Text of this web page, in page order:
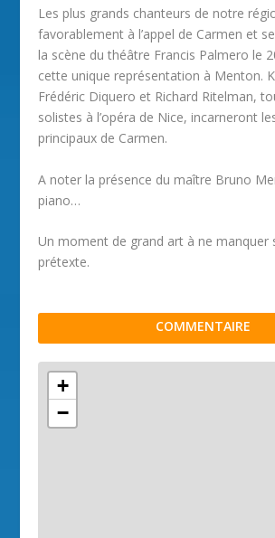
Les plus grands chanteurs de notre
favorablement à l’appel de Carmen et
la scène du théâtre Francis Palmero le
cette unique représentation à Menton.
Frédéric Diquero et Richard Ritelman,
solistes à l’opéra de Nice, incarneront
principaux de Carmen.
A noter la présence du maître Bruno
piano…
Un moment de grand art à ne manquer
prétexte.
COMMENTAIRE
+
−